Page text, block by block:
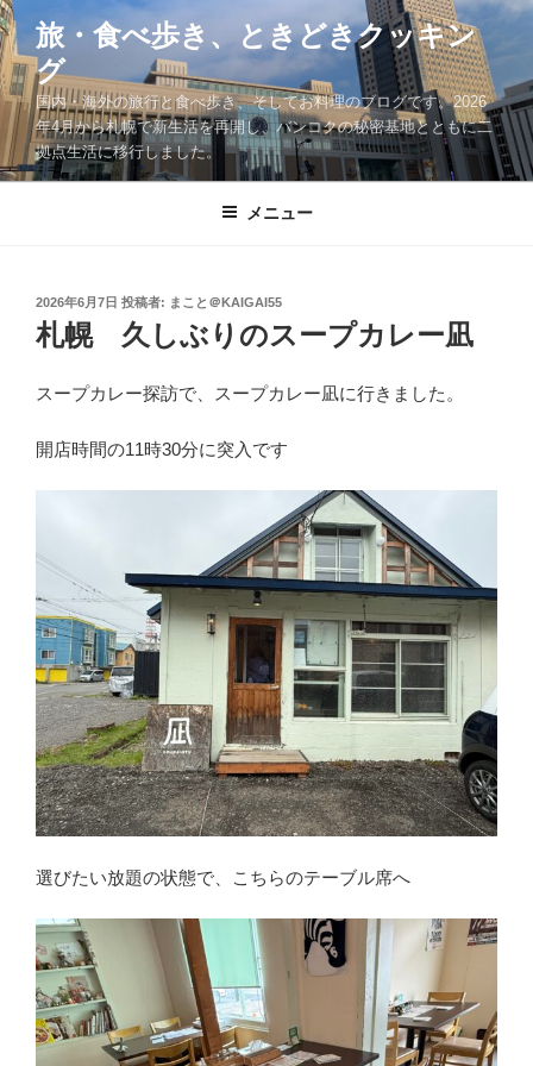
コ
ン
テ
ン
ツ
へ
ス
旅・食べ歩き、ときどきクッキン
グ
国内・海外の旅行と食べ歩き、そしてお料理のブログです。2026
年4月から札幌で新生活を再開し、バンコクの秘密基地とともに二
拠点生活に移行しました。
メニュー
投
稿
日:
2026年6月7日 投稿者: まこと＠KAIGAI55
札幌 久しぶりのスープカレー凪
スープカレー探訪で、スープカレー凪に行きました。
開店時間の11時30分に突入です
選びたい放題の状態で、こちらのテーブル席へ